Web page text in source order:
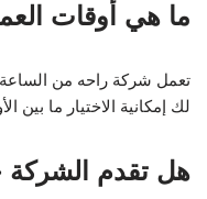
ما هي أوقات
لك إمكانية الاختيار ما بين
هل تقدم